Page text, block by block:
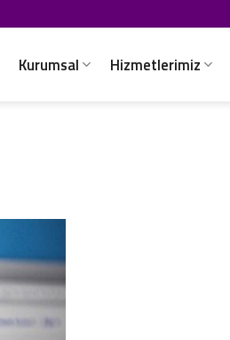
Kurumsal Hizmetlerimiz